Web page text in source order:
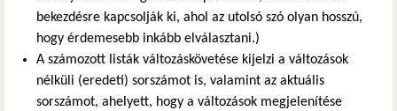
bekezdésre kapcsolják ki, ahol az utolsó szó olyan hosszú,
hogy érdemesebb inkább elválasztani.)
A számozott listák változáskövetése kijelzi a változások
nélküli (eredeti) sorszámot is, valamint az aktuális
sorszámot, ahelyett, hogy a változások megjelenítése